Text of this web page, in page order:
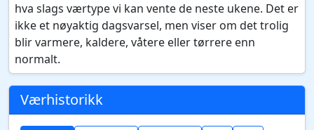
hva slags værtype vi kan vente de neste ukene. Det er
ikke et nøyaktig dagsvarsel, men viser om det trolig
blir varmere, kaldere, våtere eller tørrere enn
normalt.
Værhistorikk